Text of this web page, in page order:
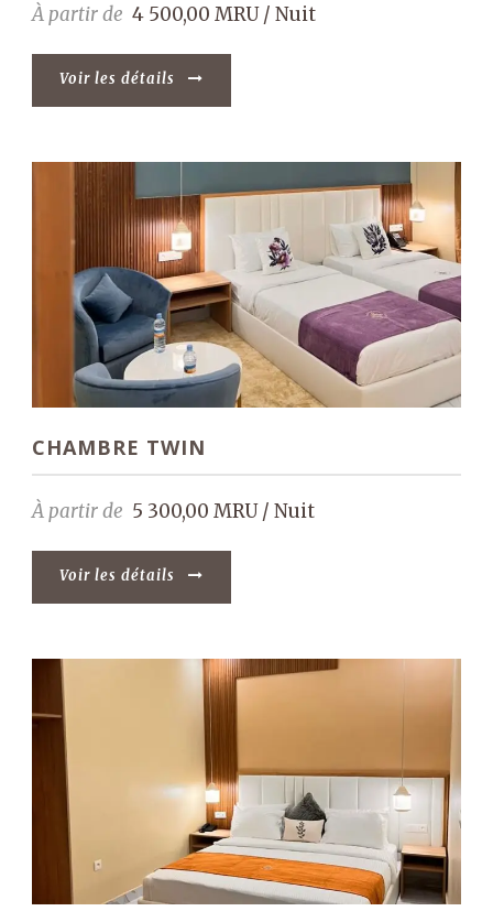
À partir de 4 500,00 MRU / Nuit
Voir les détails
CHAMBRE TWIN
À partir de 5 300,00 MRU / Nuit
Voir les détails